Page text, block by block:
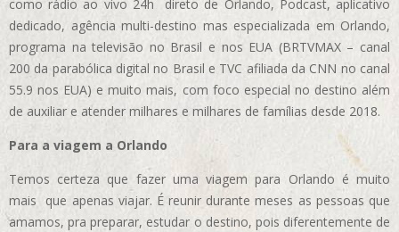
como rádio ao vivo 24h direto de Orlando, Podcast, aplicativo
dedicado, agência multi-destino mas especializada em Orlando,
programa na televisão no Brasil e nos EUA (BRTVMAX – canal
200 da parabólica digital no Brasil e TVC afiliada da CNN no canal
55.9 nos EUA) e muito mais, com foco especial no destino além
de auxiliar e atender milhares e milhares de famílias desde 2018.
Para a viagem a Orlando
Temos certeza que fazer uma viagem para Orlando é muito
mais que apenas viajar. É reunir durante meses as pessoas que
amamos, pra preparar, estudar o destino, pois diferentemente de